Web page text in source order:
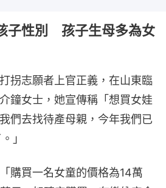
子性別 孩子生母多為女
拐志願者上官正義，在山東臨
鐘女士，她宣傳稱「想買女娃
們去找待產母親，今年我們已
」
購買一名女童的價格為14萬